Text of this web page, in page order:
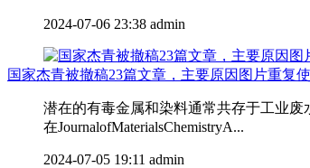
2024-07-06 23:38 admin
国家杰青被撤稿23篇文章，主要原因图片重复
潜在的有毒金属和染料通常共存于工业
在JournalofMaterialsChemistryA...
2024-07-05 19:11 admin